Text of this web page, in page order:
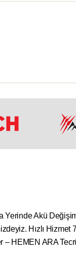
Yerinde Akü
Hızlı Hizmet
– HEMEN ARA